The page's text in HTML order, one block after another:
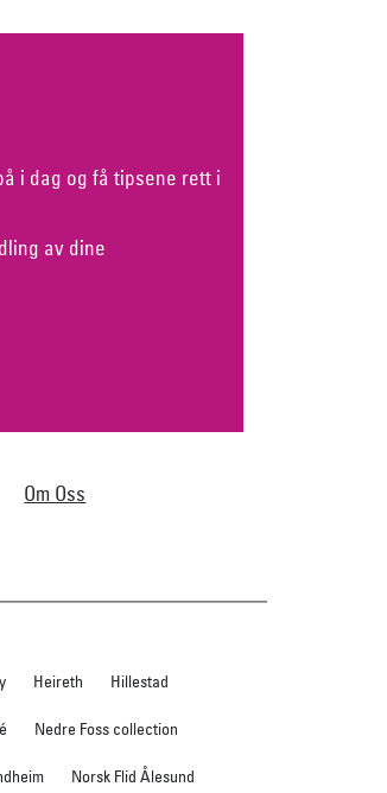
i dag og få tipsene rett i
av dine
Om Oss
Heireth Hillestad
Nedre Foss collection
Norsk Flid Ålesund